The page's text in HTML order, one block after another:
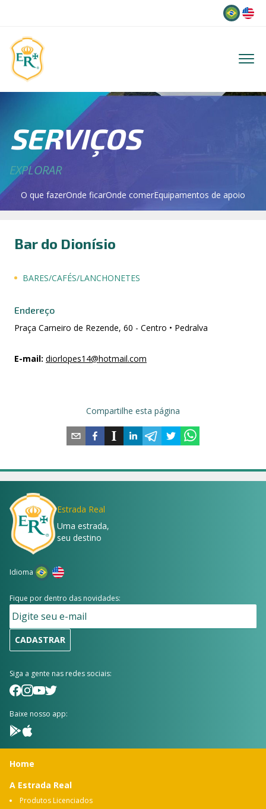
SERVIÇOS
EXPLORAR
O que fazerOnde ficarOnde comerEquipamentos de apoio
Bar do Dionísio
BARES/CAFÉS/LANCHONETES
Endereço
Praça Carneiro de Rezende, 60 - Centro • Pedralva
E-mail: diorlopes14@hotmail.com
Compartilhe esta página
Estrada Real
Uma estrada,
seu destino
Idioma
Fique por dentro das novidades:
CADASTRAR
Siga a gente nas redes sociais:
Baixe nosso app:
Home
A Estrada Real
Produtos Licenciados